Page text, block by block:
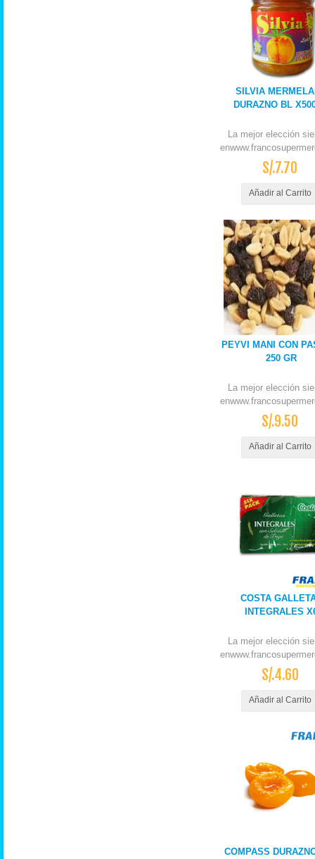
SILVIA
DURAZNO BL
La mejor elección
S/.7.70
Añadir al Carrito
PEYVI MANI CON
250 GR
La mejor elección
S/.9.50
Añadir al Carrito
COSTA
INTEGRALES
La mejor elección
S/.4.60
Añadir al Carrito
COMPASS